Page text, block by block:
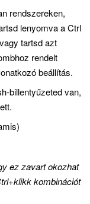
rendszereken,
lenyomva a Ctrl
tartsd azt
rendelt
beállítás.
billentyűzeted van,
ez zavart okozhat
kombinációt